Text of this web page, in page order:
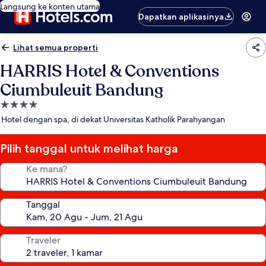
Langsung ke konten utama
Dapatkan aplikasinya
Lihat semua properti
HARRIS Hotel & Conventions
Ciumbuleuit Bandung
Properti
bintang
Hotel dengan spa, di dekat Universitas Katholik Parahyangan
Pilih tanggal untuk melihat harga
Ke mana?
Tanggal
Traveler